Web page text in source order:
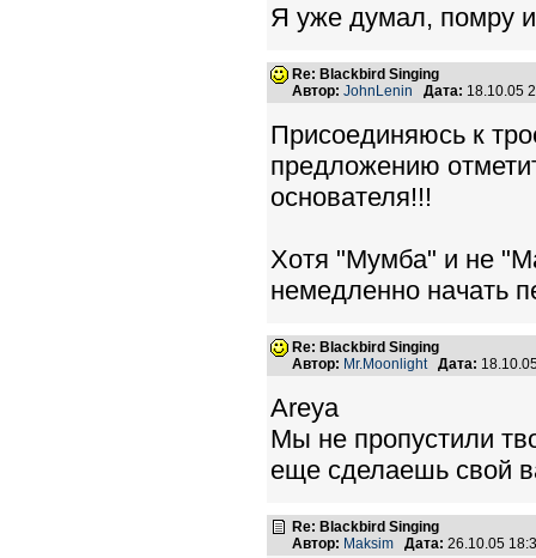
Я уже думал, помру
Re: Blackbird Singing
Автор: JohnLenin Дата: 18.10.05
Присоединяюсь к
предложению
основателя!!!
Хотя "Мумба" и не
немедленно начать
Re: Blackbird Singing
Автор: Mr.Moonlight Дата:
Areya
Мы не пропустили
еще сделаешь свой
Re: Blackbird Singing
Автор: Maksim Дата: 26.10.05